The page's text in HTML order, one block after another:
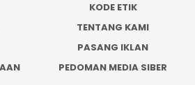
KODE ETIK
TENTANG KAMI
PASANG IKLAN
PEDOMAN MEDIA SIBER